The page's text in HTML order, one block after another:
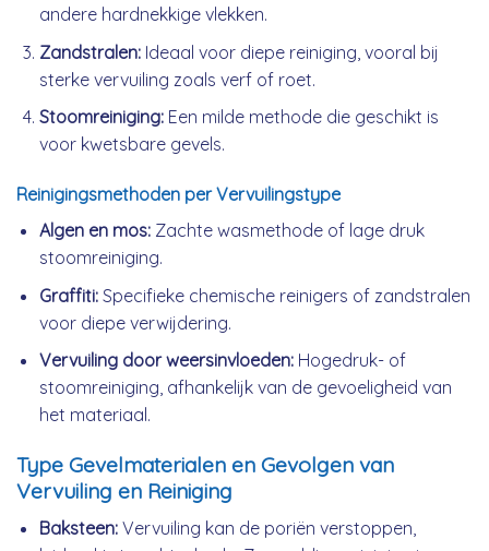
andere hardnekkige vlekken.
Zandstralen:Ideaal voor diepe reiniging, vooral bij
sterke vervuiling zoals verf of roet.
Stoomreiniging:Een milde methode die geschikt is
voor kwetsbare gevels.
Reinigingsmethoden per Vervuilingstype
Algen en mos:Zachte wasmethode of lage druk
stoomreiniging.
Graffiti:Specifieke chemische reinigers of zandstralen
voor diepe verwijdering.
Vervuiling door weersinvloeden:Hogedruk- of
stoomreiniging, afhankelijk van de gevoeligheid van
het materiaal.
Type Gevelmaterialen en Gevolgen van
Vervuiling en Reiniging
Baksteen:Vervuiling kan de poriën verstoppen,